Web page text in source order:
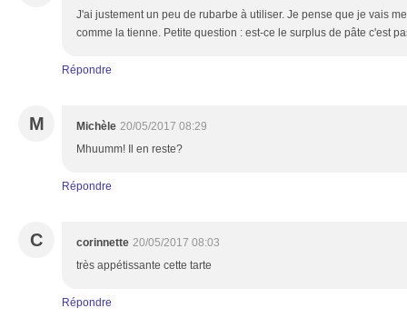
J'ai justement un peu de rubarbe à utiliser. Je pense que je vais
comme la tienne. Petite question : est-ce le surplus de pâte c'est
Répondre
M Michèle 20/05/2017 08:29
Mhuumm! Il en reste?
Répondre
C corinnette 20/05/2017 08:03
très appétissante cette tarte
Répondre